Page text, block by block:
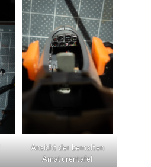
Ansicht der bemalten
Amaturentafel